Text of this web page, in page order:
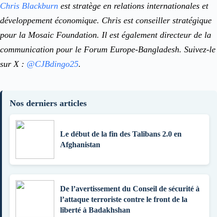
Chris Blackburn est stratège en relations internationales et
développement économique. Chris est conseiller stratégique
pour la Mosaic Foundation. Il est également directeur de la
communication pour le Forum Europe-Bangladesh. Suivez-le
sur X : @CJBdingo25.
Nos derniers articles
Le début de la fin des Talibans 2.0 en
Afghanistan
De l’avertissement du Conseil de sécurité à
l’attaque terroriste contre le front de la
liberté à Badakhshan